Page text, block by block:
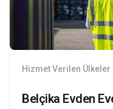
Hizmet Verilen Ülkeler
Belçika Evden